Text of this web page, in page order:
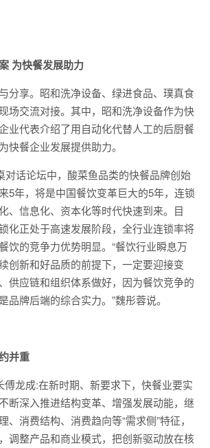
为快餐发展助力
分享。昭和洗净设备、绿进食品、璞真食
场交流对接。其中，昭和洗净设备作为快
业代表介绍了用自动化代替人工的后厨餐
快餐企业发展提供助力。
对话论坛中，酸菜鱼品类的快餐品牌创始
5年，将是中国餐饮变革巨大的5年，连锁
、信息化、资本化等时代快速到来。目
化正处于高速发展阶段，全行业连锁率将
饮的竞争力优势明显。“餐饮行业瞬息万
创新和好品质的前提下，一定要迎接变
供应链和组织体系做好，因为餐饮竞争的
品牌后端的综合实力。”魏彤蓉说。
并重
傅龙成:在新时期、新要求下，快餐业要实
断深入推进结构变革、增强发展动能，继
、消费结构、消费趋向等“需求侧”特征，
调整产品和商业模式，把创新驱动放在核